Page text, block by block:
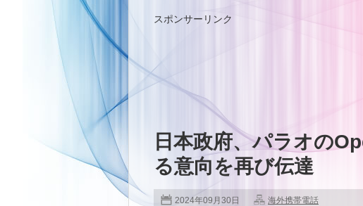
スポンサーリンク
日本政府、パラオの
る意向を再び伝達
2024年09月30日 海外携帯電話